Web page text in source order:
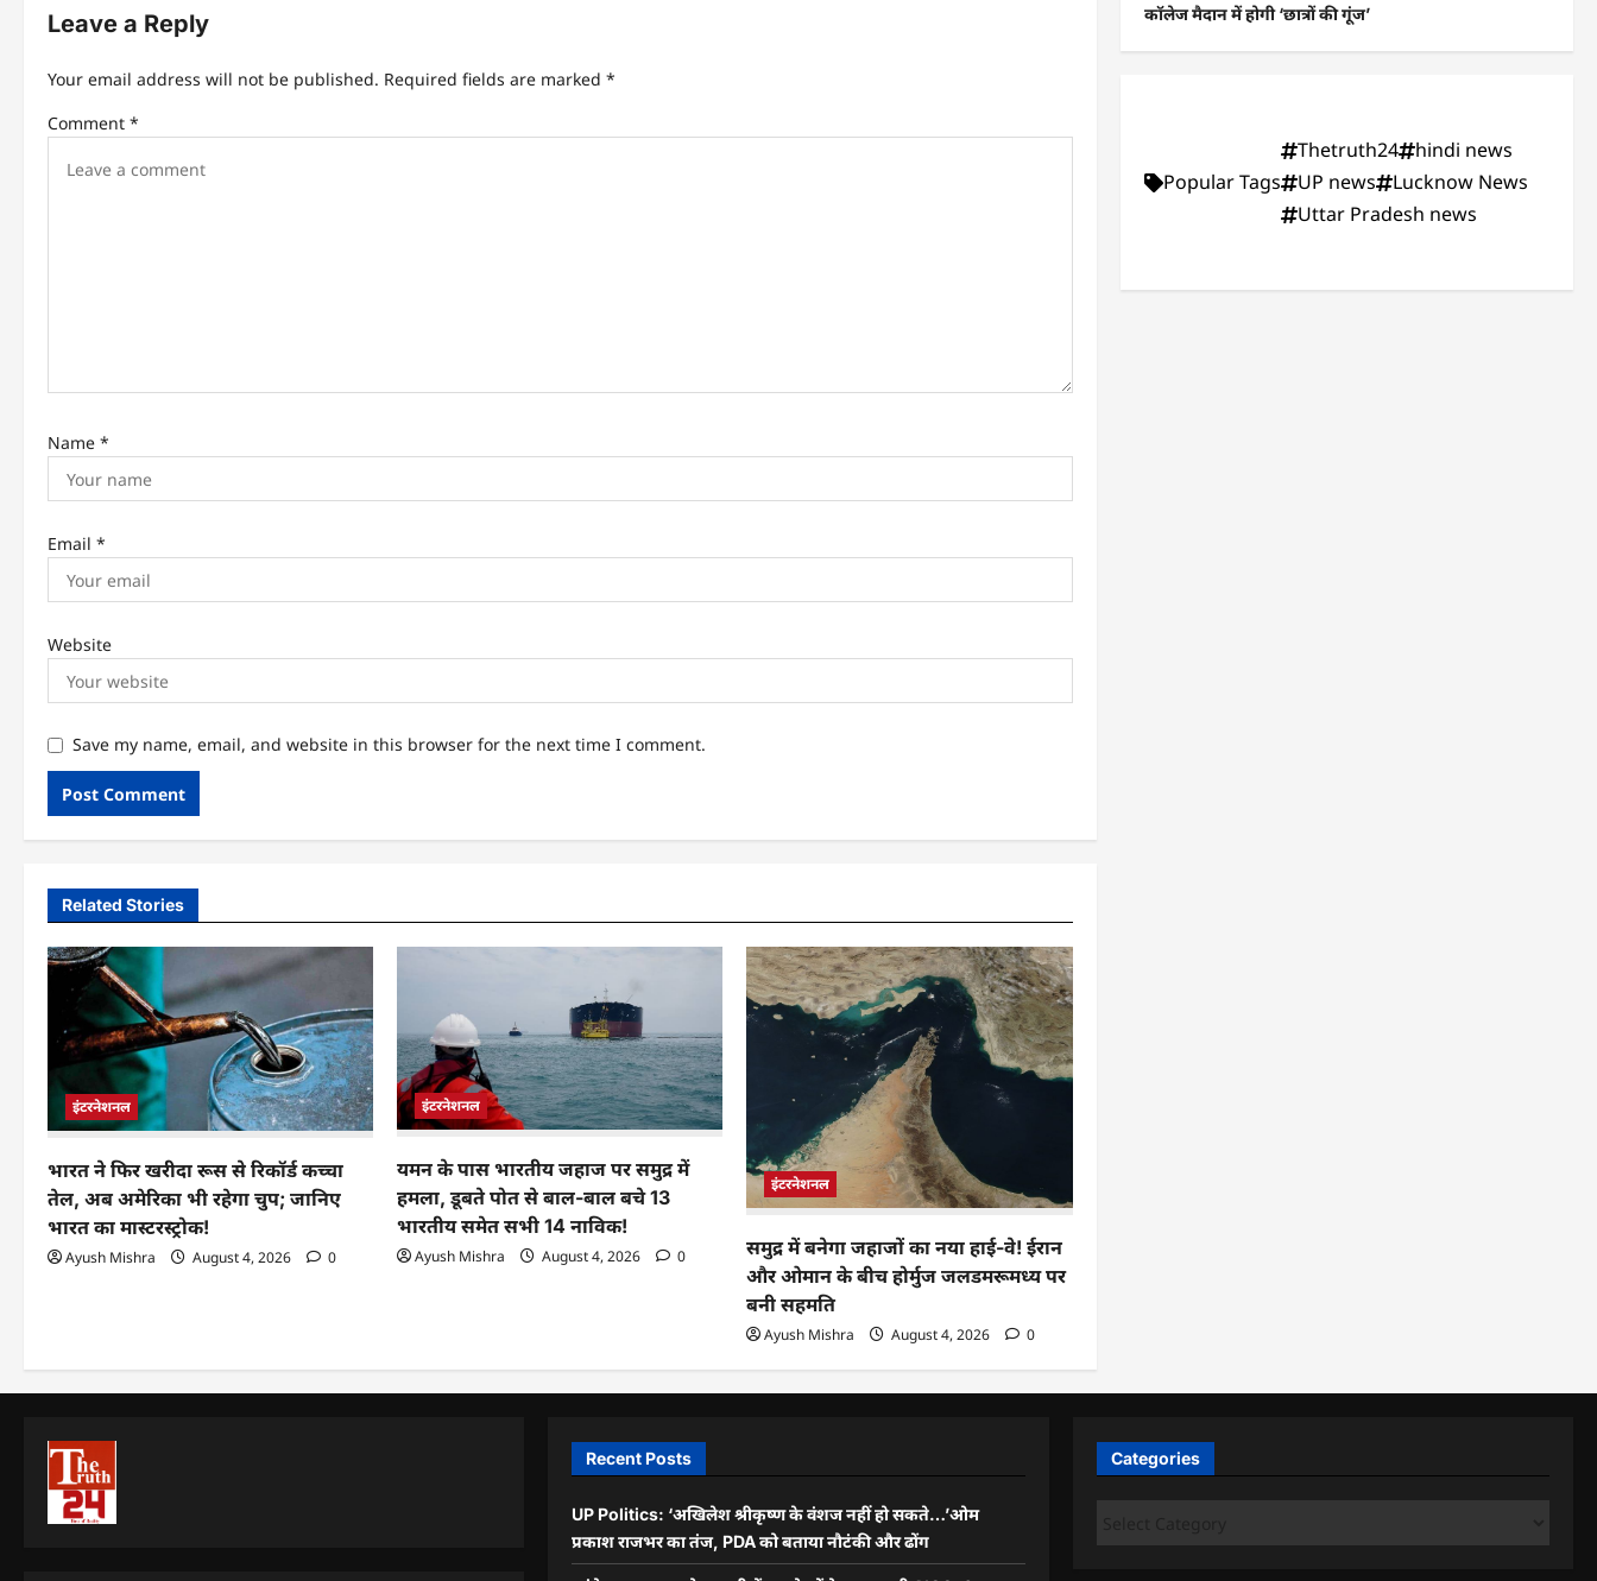
Leave a Reply
Your email address will not be published. Required fields are marked *
Comment *
Name *
Email *
Website
Save my name, email, and website in this browser for the next time I comment.
Related Stories
इंटरनेशनल
भारत ने फिर खरीदा रूस से रिकॉर्ड कच्चा
तेल, अब अमेरिका भी रहेगा चुप; जानिए
भारत का मास्टरस्ट्रोक!
Ayush Mishra August 4, 2026 0
इंटरनेशनल
यमन के पास भारतीय जहाज पर समुद्र में
हमला, डूबते पोत से बाल-बाल बचे 13
भारतीय समेत सभी 14 नाविक!
Ayush Mishra August 4, 2026 0
इंटरनेशनल
समुद्र में बनेगा जहाजों का नया हाई-वे! ईरान
और ओमान के बीच होर्मुज जलडमरूमध्य पर
बनी सहमति
Ayush Mishra August 4, 2026 0
कॉलेज मैदान में होगी ‘छात्रों की गूंज’
Popular Tags
Thetruth24
hindi news
UP news
Lucknow News
Uttar Pradesh news
Recent Posts
UP Politics: ‘अखिलेश श्रीकृष्ण के वंशज नहीं हो सकते…’ओम
प्रकाश राजभर का तंज, PDA को बताया नौटंकी और ढोंग
Categories